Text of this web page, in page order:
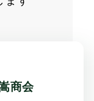
商会